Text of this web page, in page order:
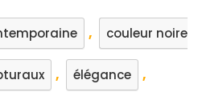
, couleur noire
, élégance ,